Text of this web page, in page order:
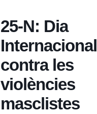
25-N: Dia
Internacional
contra les
violències
masclistes